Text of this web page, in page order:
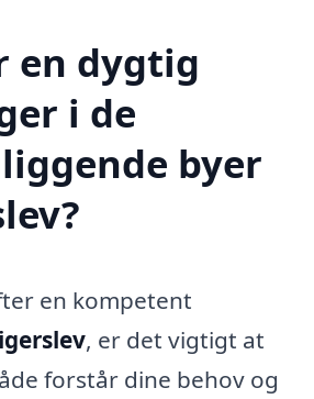
en dygtig
i de
byer
en kompetent
, er det vigtigt at
forstår dine behov og